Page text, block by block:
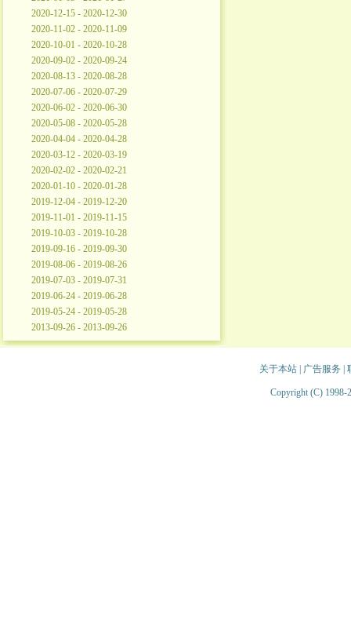
2020-12-15 - 2020-12-30
2020-11-02 - 2020-11-09
2020-10-01 - 2020-10-28
2020-09-02 - 2020-09-24
2020-08-13 - 2020-08-28
2020-07-06 - 2020-07-29
2020-06-02 - 2020-06-30
2020-05-08 - 2020-05-28
2020-04-04 - 2020-04-28
2020-03-12 - 2020-03-19
2020-02-02 - 2020-02-21
2020-01-10 - 2020-01-28
2019-12-04 - 2019-12-20
2019-11-01 - 2019-11-15
2019-10-03 - 2019-10-28
2019-09-16 - 2019-09-30
2019-08-06 - 2019-08-26
2019-07-03 - 2019-07-31
2019-06-24 - 2019-06-28
2019-05-24 - 2019-05-28
2013-09-26 - 2013-09-26
关于本站| 广告服务
Copyright (C) 1998-